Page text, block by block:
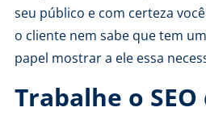
seu público e com certeza
o cliente nem sabe que tem
papel mostrar a ele essa
Trabalhe o